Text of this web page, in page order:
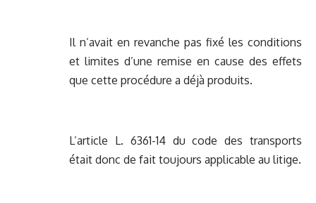
Il n’avait en revanche pas fixé les conditions
et limites d’une remise en cause des effets
que cette procédure a déjà produits.
L’article L. 6361-14 du code des transports
était donc de fait toujours applicable au litige.